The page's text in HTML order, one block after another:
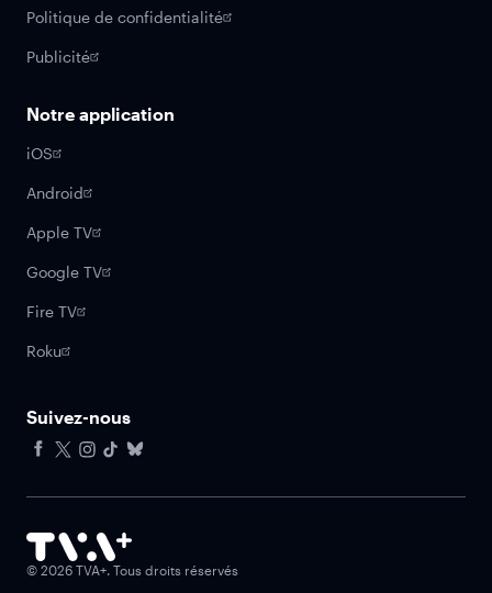
Politique de confidentialité
Publicité
Notre application
iOS
Android
Apple TV
Google TV
Fire TV
Roku
Suivez-nous
© 2026 TVA+. Tous droits réservés